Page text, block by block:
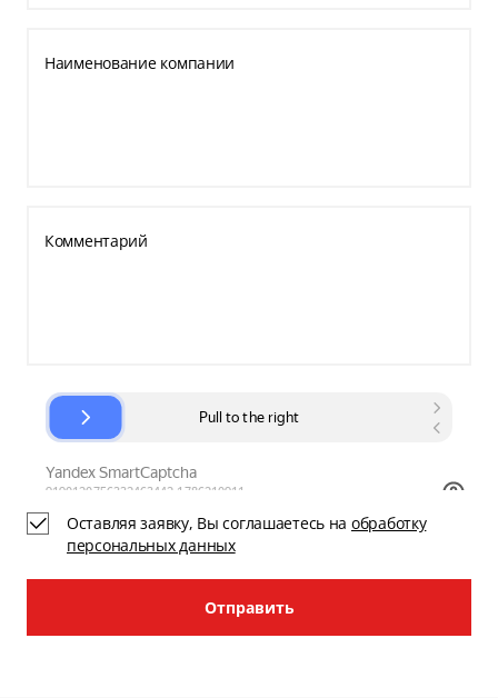
Наименование компании
Комментарий
Отправить
Оставляя заявку, Вы соглашаетесь на обработку
персональных данных